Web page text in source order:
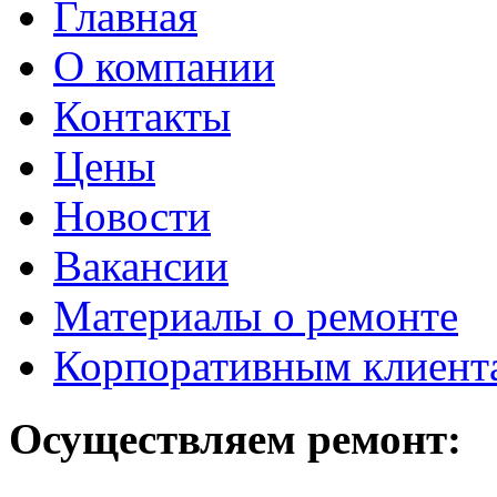
Главная
О компании
Контакты
Цены
Новости
Вакансии
Материалы о ремонте
Корпоративным
Осуществляем ремонт: